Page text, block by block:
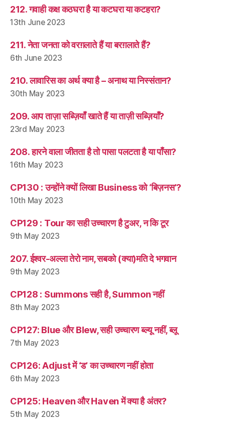
212. गवाही कक्ष कठघरा है या कटघरा या कटहरा?
13th June 2023
211. नेता जनता को वरग़लाते हैं या बरग़लाते हैं?
6th June 2023
210. लावारिस का अर्थ क्या है – अनाथ या निस्संतान?
30th May 2023
209. आप ताज़ा सब्ज़ियाँ खाते हैं या ताज़ी सब्ज़ियाँ?
23rd May 2023
208. हारने वाला जीतता है तो पासा पलटता है या पाँसा?
16th May 2023
CP130 : उन्होंने क्यों लिखा Business को ‘बिज़नस’?
10th May 2023
CP129 : Tour का सही उच्चारण है टुअर, न कि टूर
9th May 2023
207. ईश्वर-अल्ला तेरो नाम, सबको (क्या)मति दे भगवान
9th May 2023
CP128 : Summons सही है, Summon नहीं
8th May 2023
CP127: Blue और Blew, सही उच्चारण ब्ल्यू नहीं, ब्लू
7th May 2023
CP126: Adjust में ‘ड’ का उच्चारण नहीं होता
6th May 2023
CP125: Heaven और Haven में क्या है अंतर?
5th May 2023